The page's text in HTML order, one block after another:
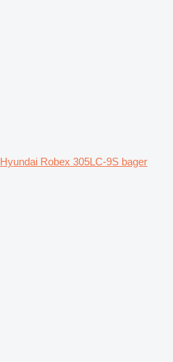
Hyundai Robex 305LC-9S bager